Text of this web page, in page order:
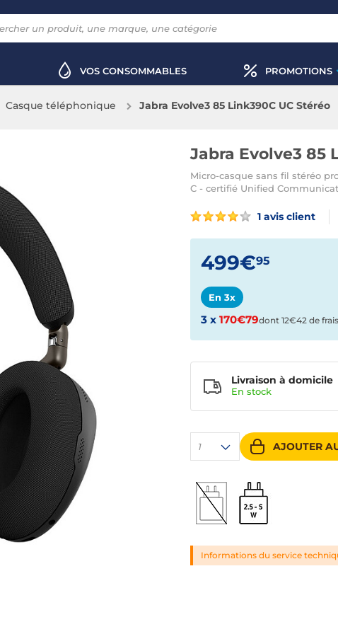
VOS CONSOMMABLES PROMOTIONS
Casque téléphonique Jabra Evolve3 85 Link390C UC Stéréo
Jabra Evolve3 85
Micro-casque sans fil stéréo
C - certifié Unified
1 avis client
499€95
En 3x
3 x 170€79dont 12€42 de frais
1 AJOUTER
Livraison à domicile
En stock
Informations du service